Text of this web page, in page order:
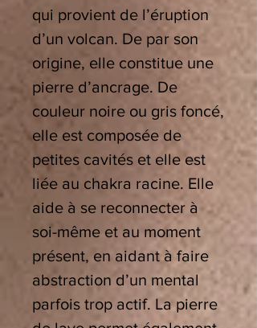
qui provient de l’éruption
d’un volcan. De par son
origine, elle constitue une
pierre d’ancrage. De
couleur noire ou gris foncé,
elle est composée de
petites cavités et elle est
liée au chakra racine. Elle
aide à se reconnecter à
soi-même et au moment
présent, en aidant à faire
abstraction d’un mental
parfois trop actif. La pierre